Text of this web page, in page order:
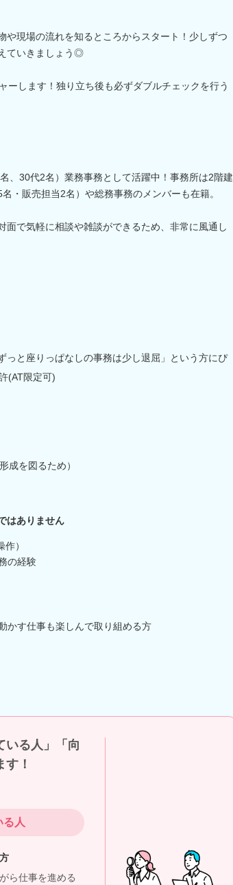
や現場の流れを知るところからスタート！少しずつ
ていきましょう◎
ーします！独り立ち後も必ずダブルチェックを行う
、30代2名）業務事務として活躍中！事務所は2階建
・販売担当2名）や総務事務のメンバーも在籍。
面で気軽に相談や雑談ができるため、非常に風通し
っと座りっぱなしの事務は少し退屈」という方にぴ
(AT限定可)
成を図るため）
はありません
）
の経験
かす仕事も楽しんで取り組める方
いる人」「向
！
る人
ら仕事を進める